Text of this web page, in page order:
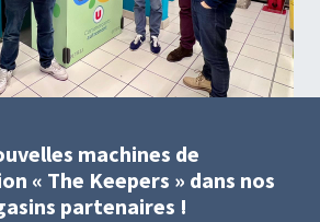
machines de
« The Keepers » dans nos
partenaires !